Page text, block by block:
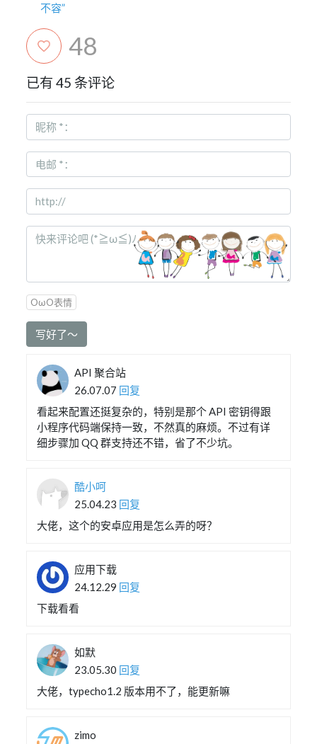
不容”
48
已有 45 条评论
OωO表情
写好了～
API 聚合站
26.07.07 回复
看起来配置还挺复杂的，特别是那个 API 密钥得跟
小程序代码端保持一致，不然真的麻烦。不过有详
细步骤加 QQ 群支持还不错，省了不少坑。
酷小呵
25.04.23 回复
大佬，这个的安卓应用是怎么弄的呀？
应用下载
24.12.29 回复
下载看看
如默
23.05.30 回复
大佬，typecho1.2 版本用不了，能更新嘛
zimo